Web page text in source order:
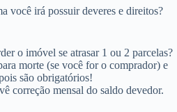
você irá possuir deveres e direitos?
o imóvel se atrasar 1 ou 2 parcelas?
morte (se você for o comprador) e
são obrigatórios!
correção mensal do saldo devedor.